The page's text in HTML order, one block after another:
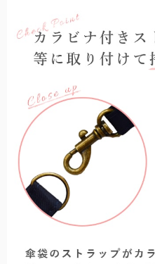
自
「仏塔」をモチーフにした小さ
サン
髪型を崩さずにお顔周りをしっ
帽子。
指先までカバーする特殊な縫製
カ
社内やちょっとした小窓で遮光
UVカ
鯖江製オリ
アクセサリーや小物類などの便利